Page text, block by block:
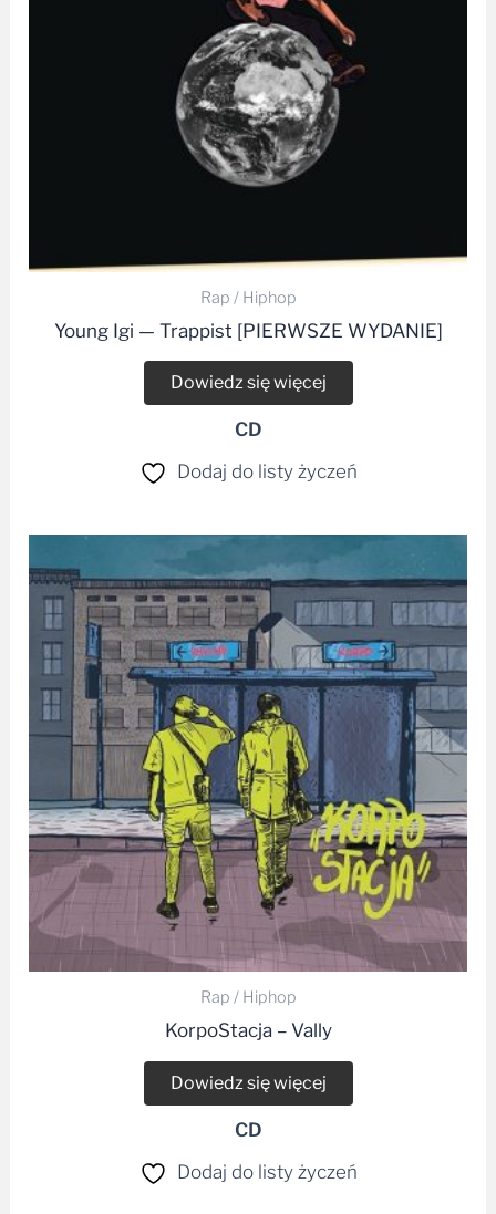
Rap / Hiphop
Young Igi — Trappist [PIERWSZE WYDANIE]
Dowiedz się więcej
CD
Dodaj do listy życzeń
Rap / Hiphop
KorpoStacja – Vally
Dowiedz się więcej
CD
Dodaj do listy życzeń